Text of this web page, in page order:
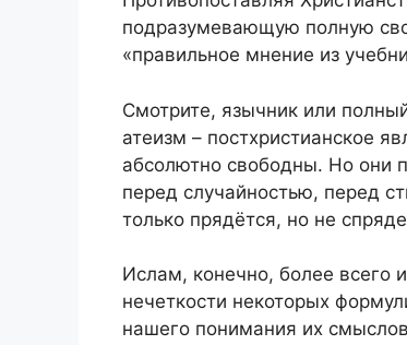
подразумевающую полную
«правильное мнение из
Смотрите, язычник или
атеизм – постхристианское
абсолютно свободны. Но они
перед случайностью, перед
только прядётся, но не
Ислам, конечно, более всего
нечеткости некоторых
нашего понимания их